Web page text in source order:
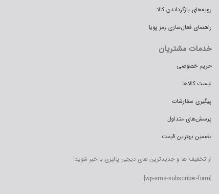
رویه‌های بازگرداندن کالا
راهنمای فعال‌سازی رمز پویا
خدمات مشتریان
حریم خصوصی
لیست کالاها
پیگیری سفارشات
پرسش‌های متداول
تضمین بهترین قیمت
از تخفیف ها و جدیدترین های دیجی پالیزی با خبر شوید!
[wp-sms-subscriber-form]